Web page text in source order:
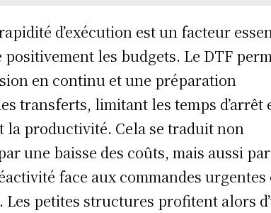
d’exécution est un facteur
les budgets. Le DTF
en continu et une préparation
transferts, limitant les temps d’arrêt
la productivité. Cela se traduit non
une baisse des coûts, mais aussi
face aux commandes urgentes
petites structures profitent alors